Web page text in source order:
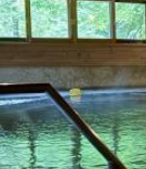
・
岩
東
白
川